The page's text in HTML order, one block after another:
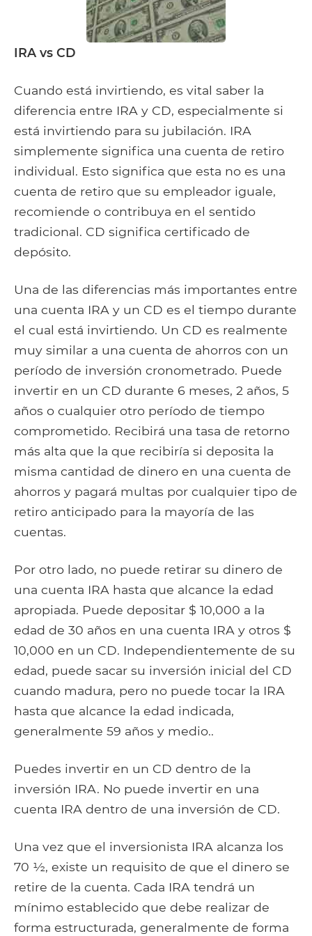
IRA vs CD
Cuando está invirtiendo, es vital saber la
diferencia entre IRA y CD, especialmente si
está invirtiendo para su jubilación. IRA
simplemente significa una cuenta de retiro
individual. Esto significa que esta no es una
cuenta de retiro que su empleador iguale,
recomiende o contribuya en el sentido
tradicional. CD significa certificado de
depósito.
Una de las diferencias más importantes entre
una cuenta IRA y un CD es el tiempo durante
el cual está invirtiendo. Un CD es realmente
muy similar a una cuenta de ahorros con un
período de inversión cronometrado. Puede
invertir en un CD durante 6 meses, 2 años, 5
años o cualquier otro período de tiempo
comprometido. Recibirá una tasa de retorno
más alta que la que recibiría si deposita la
misma cantidad de dinero en una cuenta de
ahorros y pagará multas por cualquier tipo de
retiro anticipado para la mayoría de las
cuentas.
Por otro lado, no puede retirar su dinero de
una cuenta IRA hasta que alcance la edad
apropiada. Puede depositar $ 10,000 a la
edad de 30 años en una cuenta IRA y otros $
10,000 en un CD. Independientemente de su
edad, puede sacar su inversión inicial del CD
cuando madura, pero no puede tocar la IRA
hasta que alcance la edad indicada,
generalmente 59 años y medio..
Puedes invertir en un CD dentro de la
inversión IRA. No puede invertir en una
cuenta IRA dentro de una inversión de CD.
Una vez que el inversionista IRA alcanza los
70 ½, existe un requisito de que el dinero se
retire de la cuenta. Cada IRA tendrá un
mínimo establecido que debe realizar de
forma estructurada, generalmente de forma